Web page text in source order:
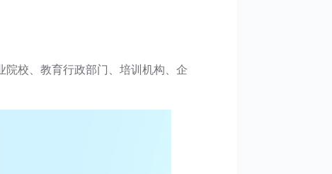
校、教育行政部门、培训机构、企